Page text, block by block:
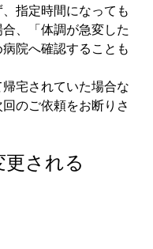
指定時間になっても
、「体調が急変した
院へ確認することも
宅されていた場合な
のご依頼をお断りさ
される